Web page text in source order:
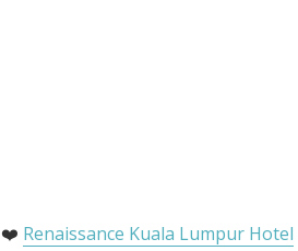
❤️ Renaissance Kuala Lumpur Hotel